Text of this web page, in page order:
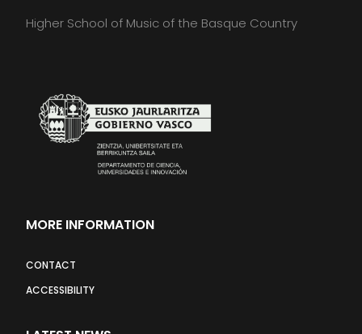
Higher School of Music of the Basque Country
MORE INFORMATION
CONTACT
ACCESSIBILITY